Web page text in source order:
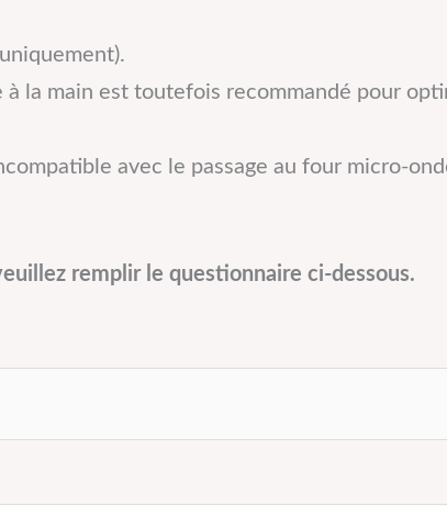
la main est toutefois recommandé pour
avec le passage au four micro-
remplir le questionnaire ci-dessous.